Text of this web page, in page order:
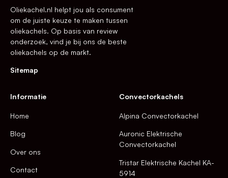
Oliekachel.nl helpt jou als consument
om de juiste keuze te maken tussen
oliekachels. Op basis van review
onderzoek, vind je bij ons de beste
oliekachels op de markt.
Sitemap
Informatie
Home
Blog
Over ons
Contact
Convectorkachels
Alpina Convectorkachel
Auronic Elektrische
Convectorkachel
Tristar Elektrische Kachel KA-
5914